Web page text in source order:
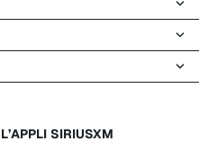
SIRIUSXM